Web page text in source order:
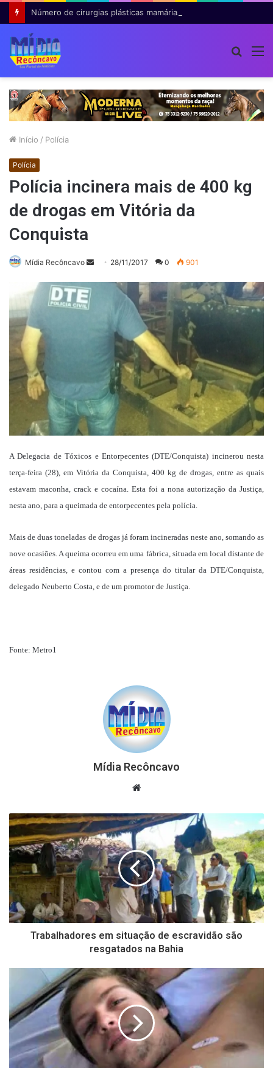
Início / Polícia
Polícia
Polícia incinera mais de 400 kg
de drogas em Vitória da
Conquista
Mídia Recôncavo
Mande28/11/2017 0 901
A Delegacia de Tóxicos e Entorpecentes (DTE/Conquista) incinerou nesta
terça-feira (28), em Vitória da Conquista, 400 kg de drogas, entre as quais
estavam maconha, crack e cocaína. Esta foi a nona autorização da Justiça,
nesta ano, para a queimada de entorpecentes pela polícia.
Mais de duas toneladas de drogas já foram incineradas neste ano, somando as
nove ocasiões. A queima ocorreu em uma fábrica, situada em local distante de
áreas residências, e contou com a presença do titular da DTE/Conquista,
delegado Neuberto Costa, e de um promotor de Justiça.
Fonte: Metro1
Mídia Recôncavo
Website
Trabalhadores em situação de escravidão são
resgatados na Bahia